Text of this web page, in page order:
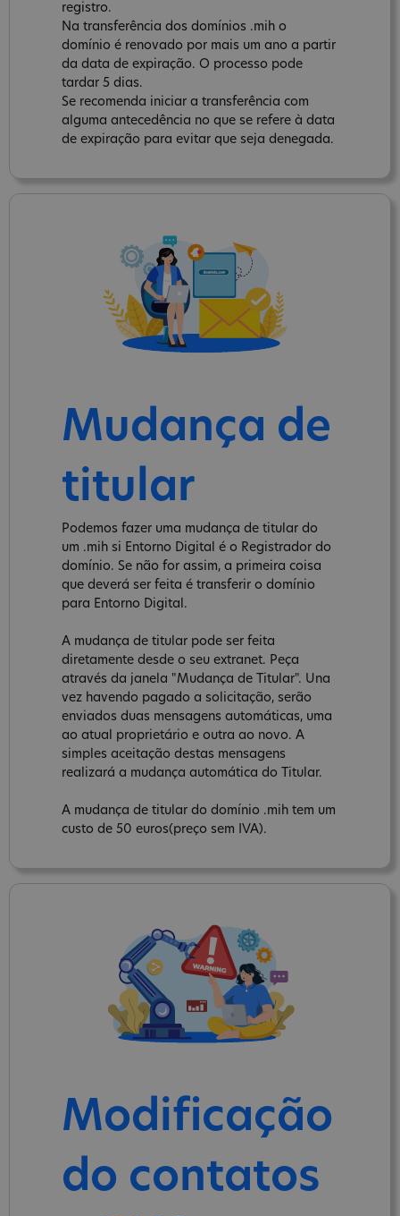
registro.
Na transferência dos domínios .mih o
domínio é renovado por mais um ano a partir
da data de expiração. O processo pode
tardar 5 dias.
Se recomenda iniciar a transferência com
alguma antecedência no que se refere à data
de expiração para evitar que seja denegada.
Mudança de
titular
Podemos fazer uma mudança de titular do
um .mih si Entorno Digital é o Registrador do
domínio. Se não for assim, a primeira coisa
que deverá ser feita é transferir o domínio
para Entorno Digital.
A mudança de titular pode ser feita
diretamente desde o seu extranet. Peça
através da janela "Mudança de Titular". Una
vez havendo pagado a solicitação, serão
enviados duas mensagens automáticas, uma
ao atual proprietário e outra ao novo. A
simples aceitação destas mensagens
realizará a mudança automática do Titular.
A mudança de titular do domínio .mih tem um
custo de 50 euros(preço sem IVA).
Modificação
do contatos